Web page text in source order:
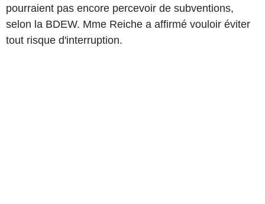
pourraient pas encore percevoir de subventions,
selon la BDEW. Mme Reiche a affirmé vouloir éviter
tout risque d'interruption.